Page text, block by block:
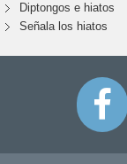
Diptongos e hiatos
Señala los hiatos